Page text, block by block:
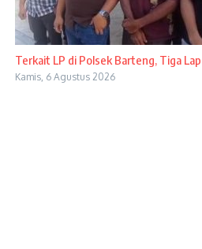
Terkait LP di Polsek Barteng, Tiga
Kamis, 6 Agustus 2026